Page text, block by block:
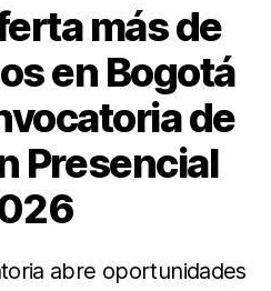
más de
en Bogotá
de
Presencial
abre oportunidades